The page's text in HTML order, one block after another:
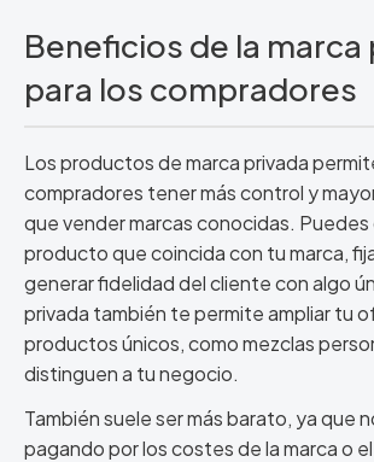
Beneficios de la marca
para los compradores
Los productos de marca privada
compradores tener más control y
que vender marcas conocidas. Puedes
producto que coincida con tu marca,
generar fidelidad del cliente con algo
privada también te permite ampliar tu
productos únicos, como mezclas
distinguen a tu negocio.
También suele ser más barato, ya que
pagando por los costes de la marca o